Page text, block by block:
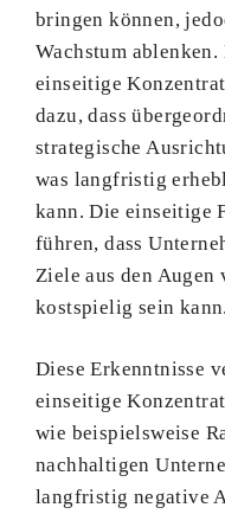
bringen können,
Wachstum
einseitige
dazu, dass
strategische
was langfristig
kann. Die einseitige
führen, dass
Ziele aus den
kostspielig sein kann.
Diese Erkenntnisse
einseitige
wie beispielsweise
nachhaltigen
langfristig negative